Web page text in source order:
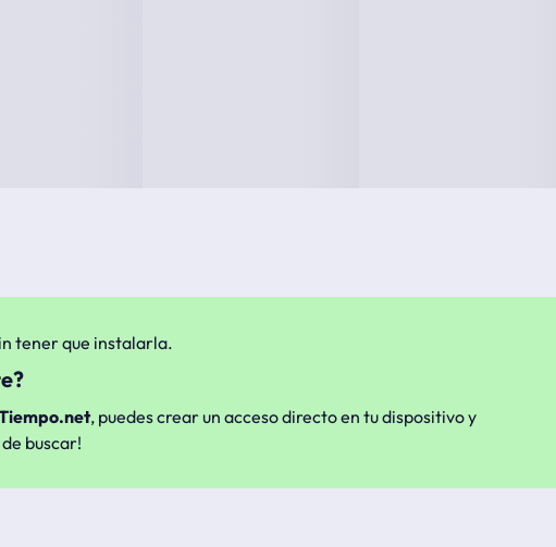
tener que instalarla.
, puedes crear un acceso directo en tu dispositivo y
buscar!